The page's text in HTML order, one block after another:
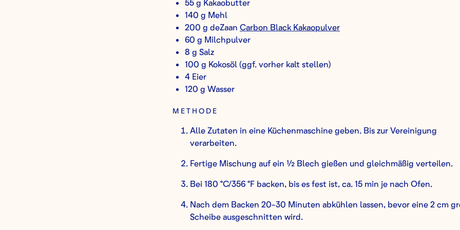
55 g Kakaobutter
140 g Mehl
200 g deZaan Carbon Black Kakaopulver
60 g Milchpulver
8 g Salz
100 g Kokosöl (ggf. vorher kalt stellen)
4 Eier
120 g Wasser
METHODE
Alle Zutaten in eine Küchenmaschine geben. Bis zur Vereinigung
verarbeiten.
Fertige Mischung auf ein ½ Blech gießen und gleichmäßig verteilen.
Bei 180 °C/356 °F backen, bis es fest ist, ca. 15 min je nach Ofen.
Nach dem Backen 20-30 Minuten abkühlen lassen, bevor eine 2 cm
Scheibe ausgeschnitten wird.